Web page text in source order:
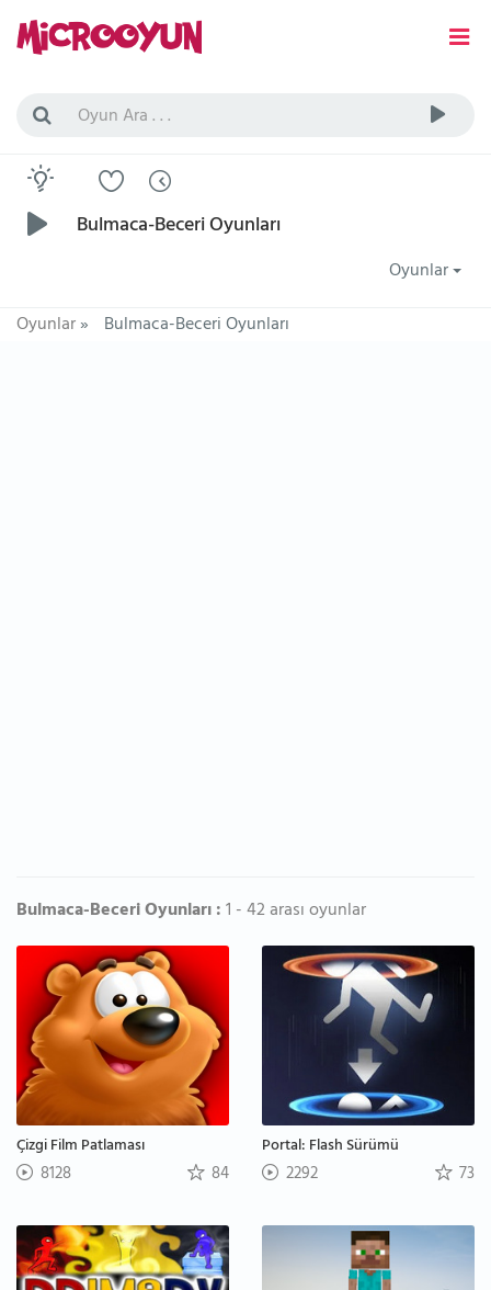
Bulmaca-Beceri Oyunları
Oyunlar
Oyunlar» Bulmaca-Beceri Oyunları
Bulmaca-Beceri Oyunları :1 - 42 arası oyunlar
Çizgi Film Patlaması
8128 84
Portal: Flash Sürümü
2292 73